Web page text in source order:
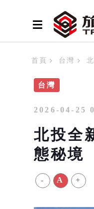
首頁 台灣
台灣
2026-04-25
北投全
態秘境
- A +